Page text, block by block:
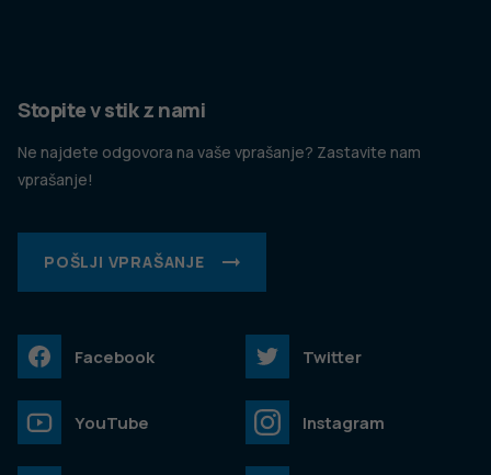
Stopite v stik z nami
Ne najdete odgovora na vaše vprašanje? Zastavite nam
vprašanje!
POŠLJI VPRAŠANJE
Facebook Twitter
YouTube Instagram